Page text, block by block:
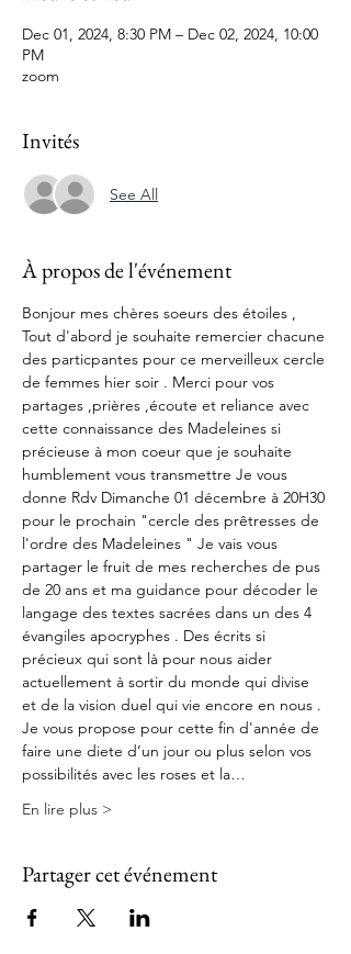
Dec 01, 2024, 8:30 PM – Dec 02, 2024, 10:00
PM
zoom
Invités
See All
À propos de l'événement
Bonjour mes chères soeurs des étoiles ,
Tout d'abord je souhaite remercier chacune
des particpantes pour ce merveilleux cercle
de femmes hier soir . Merci pour vos
partages ,prières ,écoute et reliance avec
cette connaissance des Madeleines si
précieuse à mon coeur que je souhaite
humblement vous transmettre Je vous
donne Rdv Dimanche 01 décembre à 20H30
pour le prochain "cercle des prêtresses de
l'ordre des Madeleines " Je vais vous
partager le fruit de mes recherches de pus
de 20 ans et ma guidance pour décoder le
langage des textes sacrées dans un des 4
évangiles apocryphes . Des écrits si
précieux qui sont là pour nous aider
actuellement à sortir du monde qui divise
et de la vision duel qui vie encore en nous .
Je vous propose pour cette fin d'année de
faire une diete d’un jour ou plus selon vos
possibilités avec les roses et la…
En lire plus >
Partager cet événement